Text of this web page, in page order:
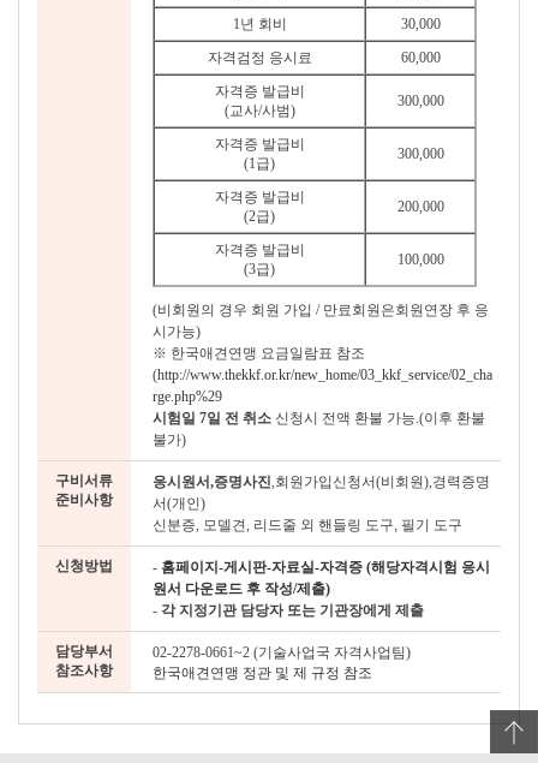
1년 회비
30,000
자격검정 응시료
60,000
자격증 발급비
(교사/사범)
300,000
자격증 발급비
(1급)
300,000
자격증 발급비
(2급)
200,000
자격증 발급비
(3급)
100,000
(비회원의 경우 회원 가입 / 만료회원은회원연장 후 응
시가능)
※ 한국애견연맹 요금일람표 참조
(http://www.thekkf.or.kr/new_home/03_kkf_service/02_cha
rge.php%29
시험일 7일 전 취소 신청시 전액 환불 가능.(이후 환불
불가)
구비서류
준비사항
응시원서,증명사진,회원가입신청서(비회원),경력증명
서(개인)
신분증, 모델견, 리드줄 외 핸들링 도구, 필기 도구
신청방법 - 홈페이지-게시판-자료실-자격증 (해당자격시험 응시
원서 다운로드 후 작성/제출)
- 각 지정기관 담당자 또는 기관장에게 제출
담당부서
참조사항
02-2278-0661~2 (기술사업국 자격사업팀)
한국애견연맹 정관 및 제 규정 참조